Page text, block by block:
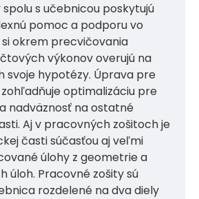
s učebnicou poskytujú
pomoc a podporu vo
okrem precvičovania
výkonov overujú na
svoje hypotézy. Úprava pre
optimalizáciu pre
nadväznosť na ostatné
Aj v pracovných zošitoch je
časti súčasťou aj veľmi
úlohy z geometrie a
úloh. Pracovné zošity sú
rozdelené na dva diely